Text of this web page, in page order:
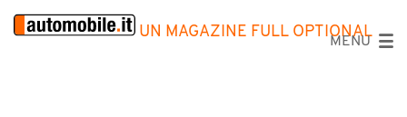
UN MAGAZINE FULL OPTIONAL
MENU